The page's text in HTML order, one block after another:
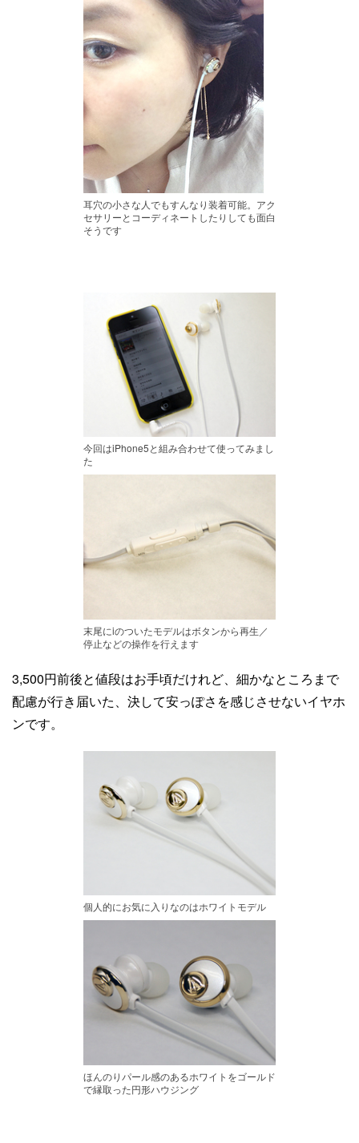
耳穴の小さな人でもすんなり装着可能。アク
セサリーとコーディネートしたりしても面白
そうです
今回はiPhone5と組み合わせて使ってみまし
た
末尾にiのついたモデルはボタンから再生／
停止などの操作を行えます
3,500円前後と値段はお手頃だけれど、細かなところまで
配慮が行き届いた、決して安っぽさを感じさせないイヤホ
ンです。
個人的にお気に入りなのはホワイトモデル
ほんのりパール感のあるホワイトをゴールド
で縁取った円形ハウジング